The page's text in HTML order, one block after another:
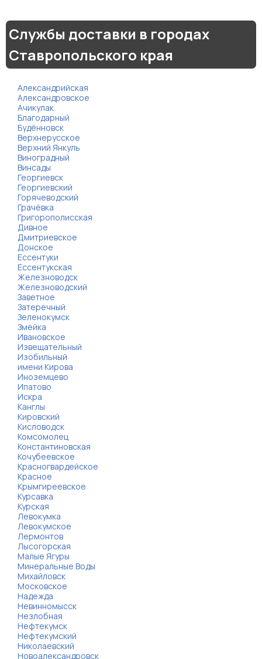
Службы доставки в городах
Ставропольского края
Александрийская
Александровское
Ачикулак
Благодарный
Будённовск
Верхнерусское
Верхний Янкуль
Виноградный
Винсады
Георгиевск
Георгиевский
Горячеводский
Грачёвка
Григорополисская
Дивное
Дмитриевское
Донское
Ессентуки
Ессентукская
Железноводск
Железноводский
Заветное
Затеречный
Зеленокумск
Змейка
Ивановское
Извещательный
Изобильный
имени Кирова
Иноземцево
Ипатово
Искра
Канглы
Кировский
Кисловодск
Комсомолец
Константиновская
Кочубеевское
Красногвардейское
Красное
Крымгиреевское
Курсавка
Курская
Левокумка
Левокумское
Лермонтов
Лысогорская
Малые Ягуры
Минеральные Воды
Михайловск
Московское
Надежда
Невинномысск
Незлобная
Нефтекумск
Нефтекумский
Николаевский
Новоалександровск